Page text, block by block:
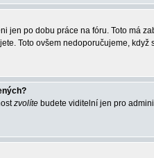
jen po dobu práce na fóru. Toto má
Toto ovšem nedoporučujeme, když
zvolíte budete viditelní jen pro